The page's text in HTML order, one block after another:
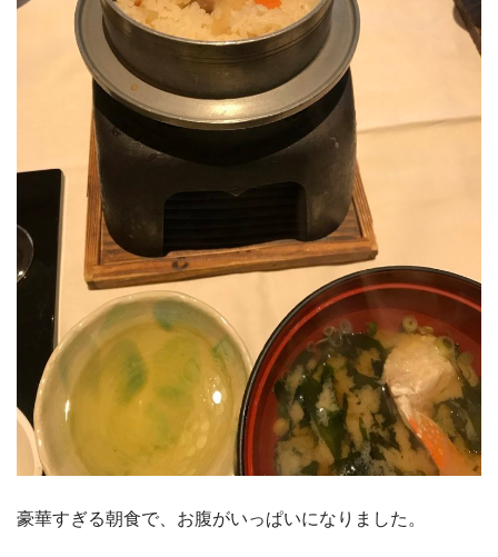
豪華すぎる朝食で、お腹がいっぱいになりました。